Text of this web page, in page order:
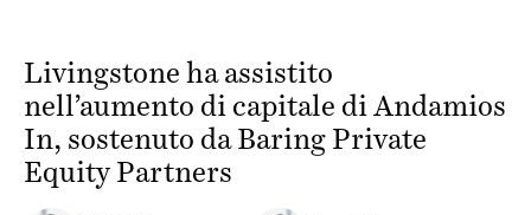
Livingstone ha assistito
nell’aumento di capitale di Andamios
In, sostenuto da Baring Private
Equity Partners